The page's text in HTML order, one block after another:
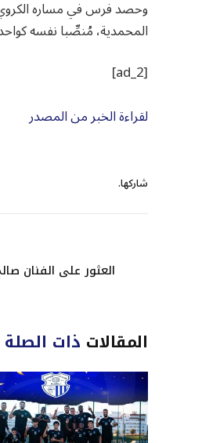
وحصد فرس في مساره الكروي
المحمدية، مُنصِّبا نفسه
[ad_2]
لقراءة الخبر من المصدر
شاركها.
العثور على الفنان
المقالات ذات الصلة